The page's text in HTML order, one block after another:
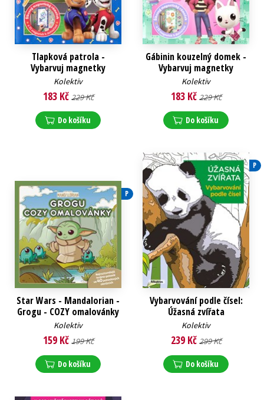
Tlapková patrola -
Vybarvuj magnetky
Kolektiv
183 Kč 229 Kč
Do košíku
Gábinin kouzelný domek -
Vybarvuj magnetky
Kolektiv
183 Kč 229 Kč
Do košíku
P
Star Wars - Mandalorian -
Grogu - COZY omalovánky
Kolektiv
159 Kč 199 Kč
Do košíku
P
Vybarvování podle čísel:
Úžasná zvířata
Kolektiv
239 Kč 299 Kč
Do košíku